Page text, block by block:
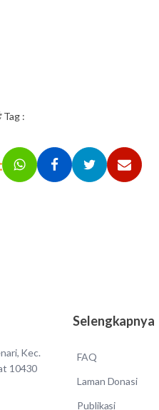
Tag :
Kec.
10430
Selengkapnya
FAQ
Laman Donasi
Publikasi